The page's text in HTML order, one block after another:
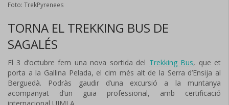
Foto: TrekPyrenees
TORNA EL TREKKING BUS DE
SAGALÉS
El 3 d’octubre fem una nova sortida del Trekking Bus, que et
porta a la Gallina Pelada, el cim més alt de la Serra d’Ensija al
Berguedà. Podràs gaudir d’una excursió a la muntanya
acompanyat d’un guia professional, amb certificació